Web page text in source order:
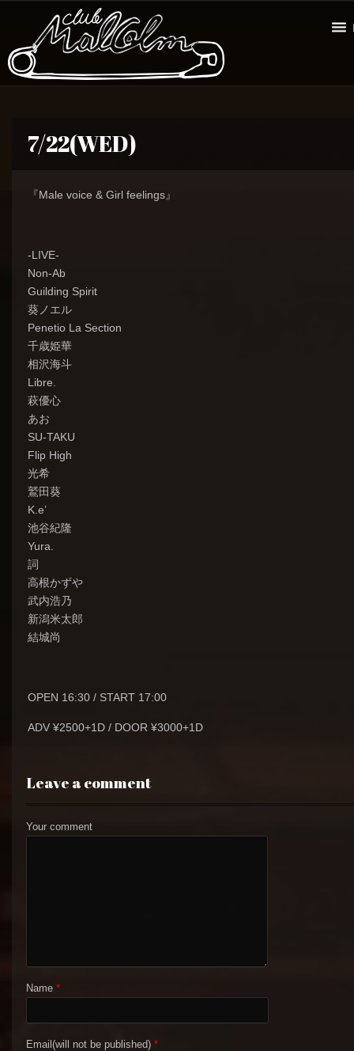
7/22(WED)
『Male voice & Girl feelings』
-LIVE-
Non-Ab
Guilding Spirit
葵ノエル
Penetio La Section
千歳姫華
相沢海斗
Libre.
萩優心
あお
SU-TAKU
Flip High
光希
鷲田葵
K.e’
池谷紀隆
Yura.
詞
高根かずや
武内浩乃
新潟米太郎
結城尚
OPEN 16:30 / START 17:00
ADV ¥2500+1D / DOOR ¥3000+1D
Leave a comment
Your comment
Name *
Email(will not be published) *